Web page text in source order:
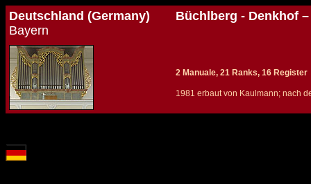
Deutschland (Germany)
Bayern
Büchlberg - Denkhof
2 Manuale, 21 Ranks, 16 Register
1981 erbaut von Kaulmann; nach